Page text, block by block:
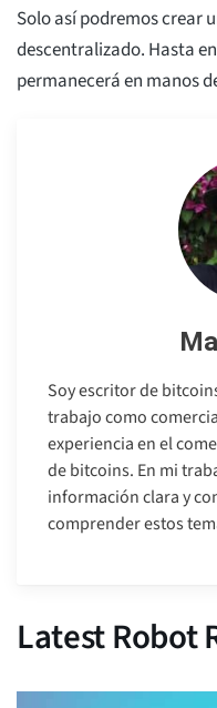
Solo así podremos crear
descentralizado. Hasta
permanecerá en manos
Soy escritor de
trabajo como
experiencia en el
de bitcoins. En mi
información clara y
comprender estos
Latest Robot